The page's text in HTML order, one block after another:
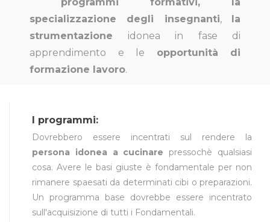
specializzazione degli insegnanti, la
strumentazione idonea in fase di
apprendimento e le opportunità di
formazione lavoro.
I programmi:
Dovrebbero essere incentrati sul rendere la
persona idonea a cucinare pressochè qualsiasi
cosa. Avere le basi giuste è fondamentale per non
rimanere spaesati da determinati cibi o preparazioni.
Un programma base dovrebbe essere incentrato
sull'acquisizione di tutti i Fondamentali.